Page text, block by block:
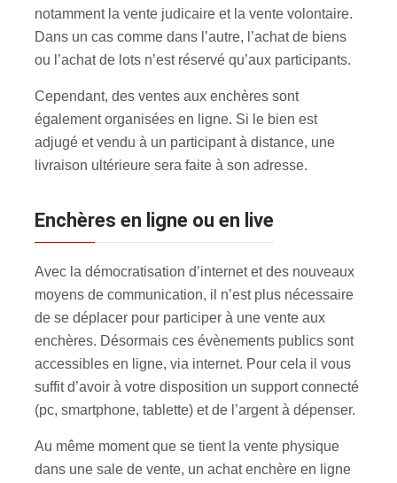
notamment la vente judicaire et la vente volontaire.
Dans un cas comme dans l’autre, l’achat de biens
ou l’achat de lots n’est réservé qu’aux participants.
Cependant, des ventes aux enchères sont
également organisées en ligne. Si le bien est
adjugé et vendu à un participant à distance, une
livraison ultérieure sera faite à son adresse.
Enchères en ligne ou en live
Avec la démocratisation d’internet et des nouveaux
moyens de communication, il n’est plus nécessaire
de se déplacer pour participer à une vente aux
enchères. Désormais ces évènements publics sont
accessibles en ligne, via internet. Pour cela il vous
suffit d’avoir à votre disposition un support connecté
(pc, smartphone, tablette) et de l’argent à dépenser.
Au même moment que se tient la vente physique
dans une sale de vente, un achat enchère en ligne